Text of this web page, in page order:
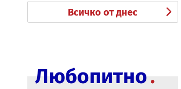
Всичко от днес
Любопитно